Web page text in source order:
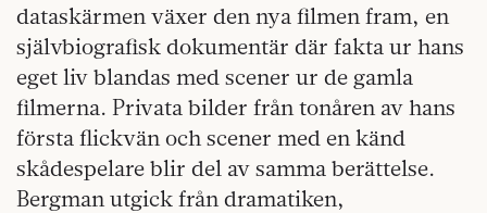
dataskärmen växer den nya filmen fram, en
självbiografisk dokumentär där fakta ur hans
eget liv blandas med scener ur de gamla
filmerna. Privata bilder från tonåren av hans
första flickvän och scener med en känd
skådespelare blir del av samma berättelse.
Bergman utgick från dramatiken,